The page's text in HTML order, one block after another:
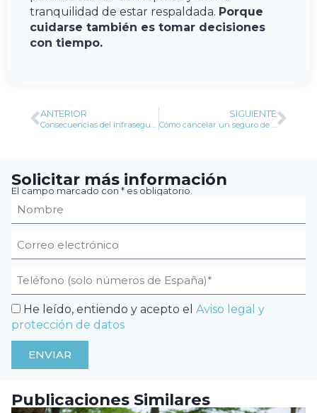
tranquilidad de estar respaldada. Porque
cuidarse también es tomar decisiones
con tiempo.
ANTERIOR
Consecuencias del infraseguro y sobreseguro en el seguro de hogar
SIGUIENTE
Cómo cancelar un seguro de decesos paso a paso
Solicitar más información
El campo marcado con * es obligatorio.
He leído, entiendo y acepto el Aviso legal y
protección de datos
ENVIAR
Publicaciones Similares